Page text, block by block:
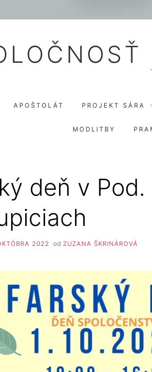
APOŠTOLÁT PROJEKT SÁRA
MODLITBY
deň v Pod.
2022 od ZUZANA ŠKRINÁROVÁ